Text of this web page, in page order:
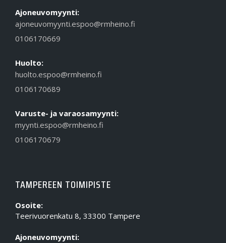
Ajoneuvomyynti:
ajoneuvomyynti.espoo@rmheino.fi
0106170669
Huolto:
huolto.espoo@rmheino.fi
0106170689
Varuste- ja varaosamyynti:
myynti.espoo@rmheino.fi
0106170679
TAMPEREEN TOIMIPISTE
Osoite:
Teerivuorenkatu 8, 33300 Tampere
Ajoneuvomyynti: